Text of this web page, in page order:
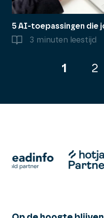
3 minuten leestijd
1 2